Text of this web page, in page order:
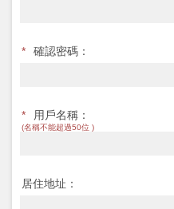
* 確認密碼：
* 用戶名稱：
(名稱不能超過50位 )
居住地址：